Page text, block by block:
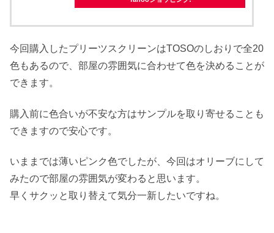
今回購入したプリーツスクリーンはTOSOのしおりで全20
色もあるので、部屋の雰囲気に合わせて色を決めることが
できます。
購入前に色合いが不安な方はサンプルを取り寄せることも
できますので安心です。
いままでは薄いピンク色でしたが、今回はオリーブにして
みたので部屋の雰囲気が変わると思います。
早くサクッと取り替えて気分一新したいですね。